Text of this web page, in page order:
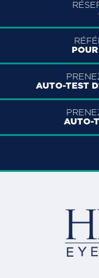
AUTO-TEST
AUTO-